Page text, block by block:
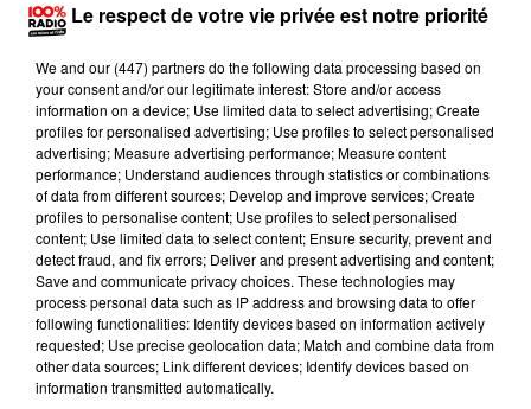
Lecture (2 min 8 sec)
Fred Bompard
Le billet de Fred sur 100% radio
Le respect de votre vie privée est notre priorité
We and our (447) partnersdo the following data processing based on
your consent and/or our legitimate interest: Store and/or access
information on a device; Use limited data to select advertising; Create
profiles for personalised advertising; Use profiles to select personalised
advertising; Measure advertising performance; Measure content
performance; Understand audiences through statistics or combinations
of data from different sources; Develop and improve services; Create
profiles to personalise content; Use profiles to select personalised
content; Use limited data to select content; Ensure security, prevent and
detect fraud, and fix errors; Deliver and present advertising and content;
Save and communicate privacy choices. These technologies may
process personal data such as IP address and browsing data to offer
following functionalities: Identify devices based on information actively
requested; Use precise geolocation data; Match and combine data from
other data sources; Link different devices; Identify devices based on
information transmitted automatically.